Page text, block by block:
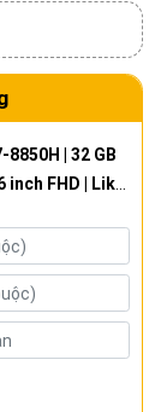
| 32 GB
inch FHD | Like